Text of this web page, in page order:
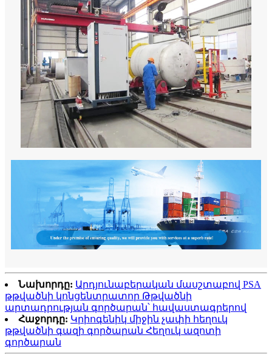
Նախորդը: Արդյունաբերական մասշտաբով PSA
թթվածնի կոնցենտրատոր Թթվածնի
արտադրության գործարան՝ հավաստագրերով
Հաջորդը: Կրիոգենիկ միջին չափի հեղուկ
թթվածնի գազի գործարան Հեղուկ ազոտի
գործարան